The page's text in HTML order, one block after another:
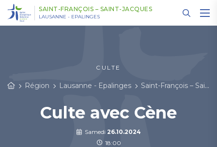
SAINT-FRANÇOIS – SAINT-JACQUES
LAUSANNE - EPALINGES
CULTE
Région Lausanne - Epalinges Saint-François – Saint-Jacques
Culte avec Cène
Samedi 26.10.2024
18:00
Panneau de gestion des cookies